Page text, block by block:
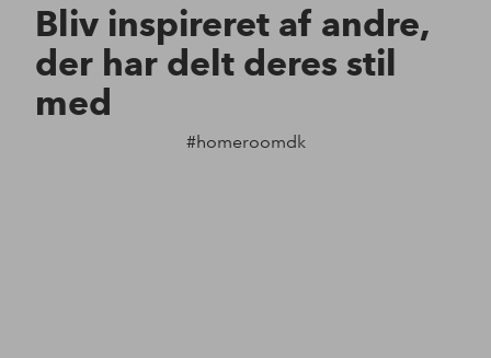
Bliv inspireret af andre,
der har delt deres stil
med
#homeroomdk